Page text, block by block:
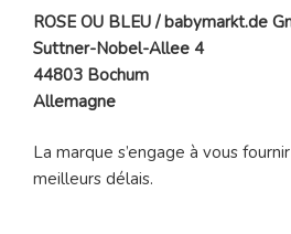
ROSE OU BLEU / babymarkt.de
Suttner-Nobel-Allee 4
44803 Bochum
Allemagne
La marque s’engage à vous
meilleurs délais.